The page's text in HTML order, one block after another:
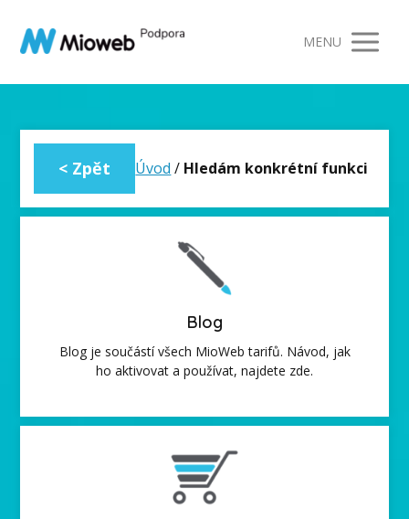
MENU
Úvod / Hledám konkrétní funkci
Blog
Blog je součástí všech MioWeb tarifů. Návod, jak
ho aktivovat a používat, najdete zde.